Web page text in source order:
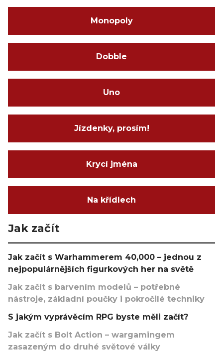
Monopoly
Dobble
Uno
Jízdenky, prosím!
Krycí jména
Na křídlech
Jak začít
Jak začít s Warhammerem 40,000 – jednou z
nejpopulárnějších figurkových her na světě
Jak začít s barvením modelů – potřebné
nástroje, základní poučky i pokročilé techniky
S jakým vyprávěcím RPG byste měli začít?
Jak začít s Bolt Action – wargamingem
zasazeným do druhé světové války